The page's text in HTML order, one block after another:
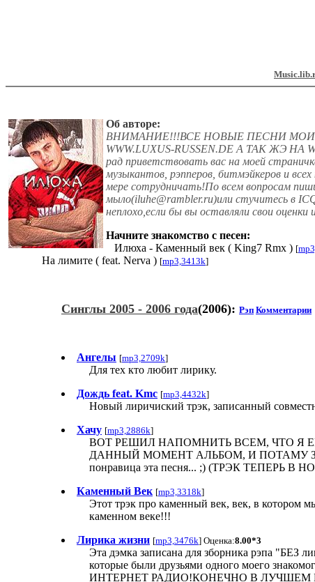
Об авторе:
ВНИМАНИЕ!!!ВСЕ НОВЫЕ ПЕСНИ МОИ
WWW.LUXUS-RUSSEN.DE А ТАК ЖЭ НА
рад приветствовать вас на моей
музыкантов, рэпперов, битмэйкеров и
мере сотрудничать!По всем вопросам
мыло(iluhe@rambler.ru)или стучитесь в
неплохо,если бы вы оставляли свои
Начните знакомство с песен:
Илюха - Каменный век ( King7 Rmx ) [
На лимите ( feat. Nerva ) [mp3,3413k]
Синглы 2005 - 2006 года(2006): Рэп Комментарии
Ангелы [mp3,2709k]
Для тех кто любит лирику.
Дождь feat. Kmc [mp3,4432k]
Новый лиричиский трэк, записанный
Хачу [mp3,2886k]
ВОТ РЕШИЛ НАПОМНИТЬ ВСЕМ, ЧТО Я
ДАННЫЙ МОМЕНТ АЛЬБОМ, И ПОТАМУ
понравица эта песня... ;) (ТРЭК ТЕПЕРЬ
Каменный Век [mp3,3318k]
Этот трэк про каменный век, век, в котором
каменном веке!!!
Лирика жизни [mp3,3476k] Оценка:8.00*3
Эта дэмка записана для зборника рэпа "БЕЗ
которые были друзьями одного моего
ИНТЕРНЕТ РАДИО!КОНЕЧНО В ЛУЧШЕМ